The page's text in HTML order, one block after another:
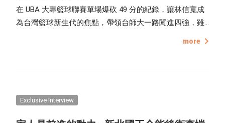
在 UBA 大專籃球聯賽單場爆砍 49 分的紀錄，讓林信寬成
為台灣籃球新生代的焦點，帶領台師大一路闖進四強，雖
more
Exclusive Interview